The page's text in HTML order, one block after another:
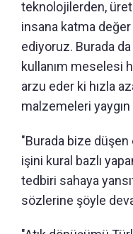
teknolojilerden,
insana katma
ediyoruz. Burada
kullanım meselesi
arzu eder ki hızla
malzemeleri yaygın
"Burada bize
işini kural bazlı
tedbiri sahaya
sözlerine şöyle